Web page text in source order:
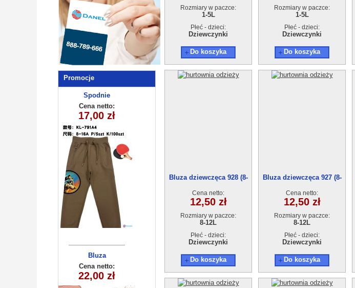
Promocje
Spodnie
dziecięce
KL-791A4
Cena netto:
17,00 zł
Bluza
dziecięca
290525-BB505
(8-16) 10szt
Cena netto:
22,00 zł
Rozmiary w paczce:
1-5L
Płeć - dzieci:
Dziewczynki
Do koszyka
Rozmiary w paczce:
1-5L
Płeć - dzieci:
Dziewczynki
Do koszyka
Bluza dziewczęca 928 (8-
Cena netto:
12,50 zł
Rozmiary w paczce:
8-12L
Płeć - dzieci:
Dziewczynki
Do koszyka
Bluza dziewczęca 927 (8-
Cena netto:
12,50 zł
Rozmiary w paczce:
8-12L
Płeć - dzieci:
Dziewczynki
Do koszyka